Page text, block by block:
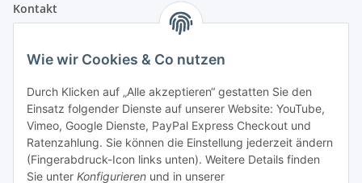
Kontakt
Im Weiherfeld 10
Montag bis Freitag
Ladengeschäft: 8.00 Uhr - 17.00 Uhr
Werkstatt: 7.30 Uhr - 16.30 Uhr
Wie wir Cookies & Co nutzen
Durch Klicken auf „Alle akzeptieren“ gestatten Sie den
Einsatz folgender Dienste auf unserer Website: YouTube,
Vimeo, Google Dienste, PayPal Express Checkout und
Ratenzahlung. Sie können die Einstellung jederzeit ändern
(Fingerabdruck-Icon links unten). Weitere Details finden
Sie unter Konfigurieren und in unserer